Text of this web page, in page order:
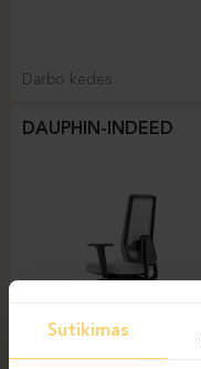
Darbo kėdės
DAUPHIN-INDEED
Sutikimas